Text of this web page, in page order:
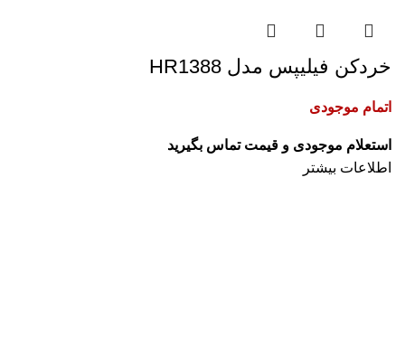
خردکن فیلیپس مدل HR1388
اتمام موجودی
اطلاعات بیشتر